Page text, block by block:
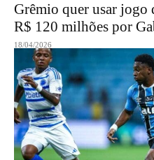
Grêmio quer usar
R$ 120 milhões por
18/04/2026